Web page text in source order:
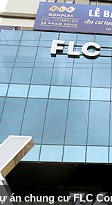
án chung cư FLC